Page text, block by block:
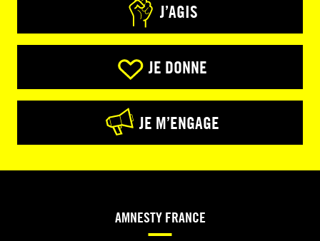
J’AGIS
JE DONNE
JE M’ENGAGE
AMNESTY FRANCE